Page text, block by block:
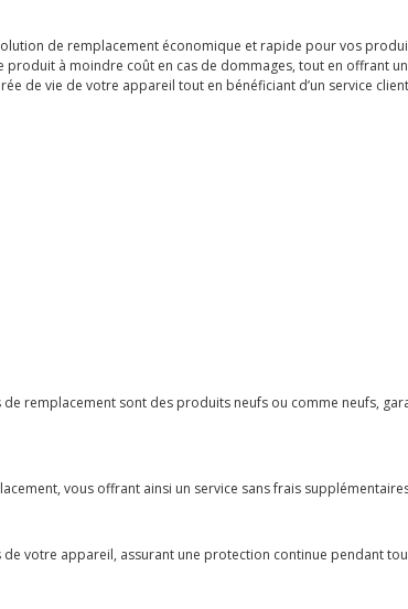
de remplacement économique et rapide pour vos
à moindre coût en cas de dommages, tout en offrant
de vie de votre appareil tout en bénéficiant d’un service
remplacement sont des produits neufs ou comme neufs,
vous offrant ainsi un service sans frais
de votre appareil, assurant une protection continue pendant